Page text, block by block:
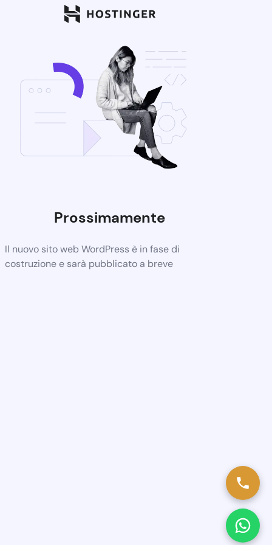
Prossimamente
Il nuovo sito web WordPress è in fase di
costruzione e sarà pubblicato a breve